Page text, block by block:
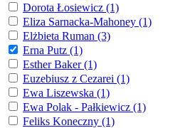
Dorota Łosiewicz (1)
Eliza Sarnacka-Mahoney (1)
Elżbieta Ruman (3)
Erna Putz (1)
Esther Baker (1)
Euzebiusz z Cezarei (1)
Ewa Liszewska (1)
Ewa Polak - Pałkiewicz (1)
Feliks Koneczny (1)